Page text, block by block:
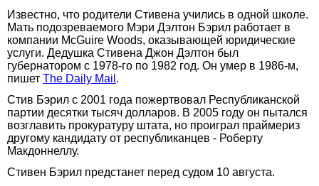
Известно, что родители Стивена учились в одной школе.
Мать подозреваемого Мэри Дэлтон Бэрил работает в
компании McGuire Woods, оказывающей юридические
услуги. Дедушка Стивена Джон Дэлтон был
губернатором с 1978-го по 1982 год. Он умер в 1986-м,
пишет The Daily Mail .
Стив Бэрил с 2001 года пожертвовал Республиканской
партии десятки тысяч долларов. В 2005 году он пытался
возглавить прокуратуру штата, но проиграл праймериз
другому кандидату от республиканцев - Роберту
Макдоннеллу.
Стивен Бэрил предстанет перед судом 10 августа.